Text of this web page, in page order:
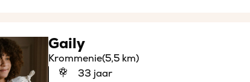
Gaily
Krommenie(5,5 km)
33 jaar